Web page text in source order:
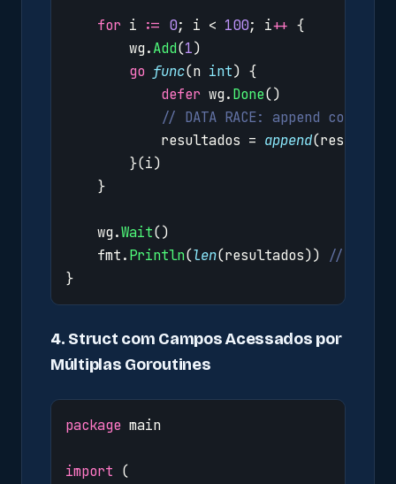
for i := 0; i < 100; i++ {
wg.Add(1)
go func(n int) {
defer wg.Done()
// DATA RACE: append
resultados = append(
}(i)
}
wg.Wait()
fmt.Println(len(resultados))
//
}
4. Struct com Campos Acessados por
Múltiplas Goroutines
package main
import (